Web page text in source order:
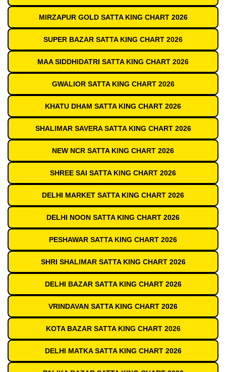
MIRZAPUR GOLD SATTA KING CHART 2026
SUPER BAZAR SATTA KING CHART 2026
MAA SIDDHIDATRI SATTA KING CHART 2026
GWALIOR SATTA KING CHART 2026
KHATU DHAM SATTA KING CHART 2026
SHALIMAR SAVERA SATTA KING CHART 2026
NEW NCR SATTA KING CHART 2026
SHREE SAI SATTA KING CHART 2026
DELHI MARKET SATTA KING CHART 2026
DELHI NOON SATTA KING CHART 2026
PESHAWAR SATTA KING CHART 2026
SHRI SHALIMAR SATTA KING CHART 2026
DELHI BAZAR SATTA KING CHART 2026
VRINDAVAN SATTA KING CHART 2026
KOTA BAZAR SATTA KING CHART 2026
DELHI MATKA SATTA KING CHART 2026